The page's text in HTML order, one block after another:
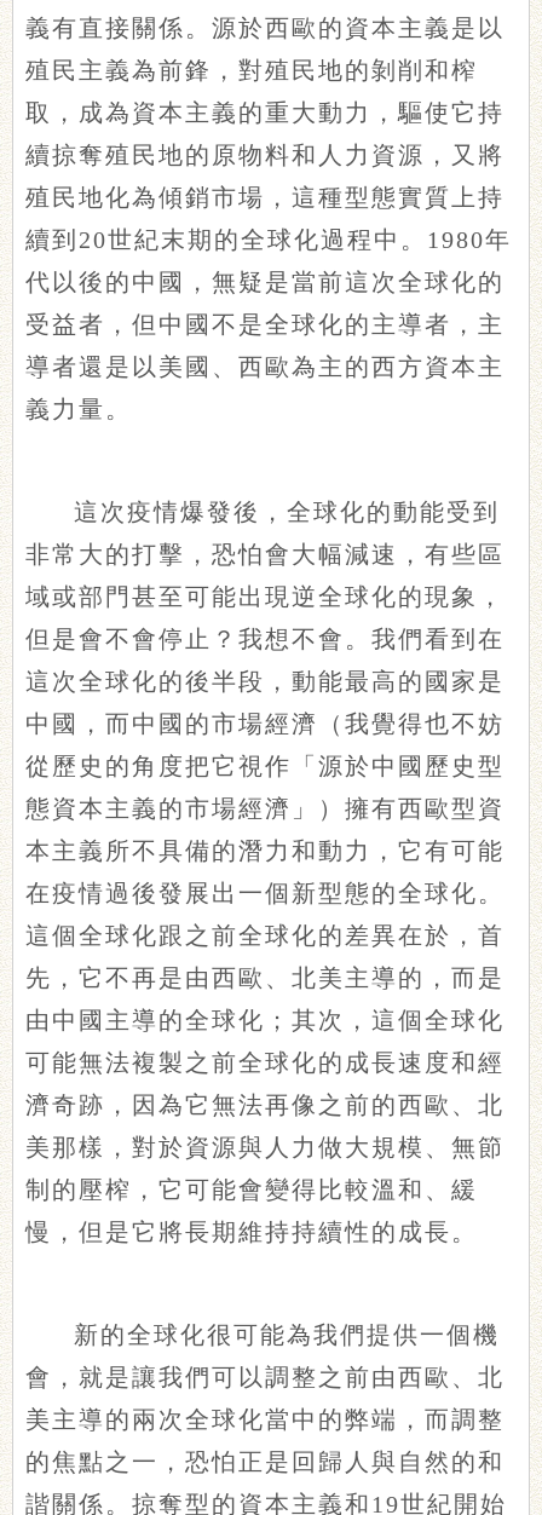
義有直接關係。源於西歐的資本主義是以
殖民主義為前鋒，對殖民地的剝削和榨
取，成為資本主義的重大動力，驅使它持
續掠奪殖民地的原物料和人力資源，又將
殖民地化為傾銷市場，這種型態實質上持
續到20世紀末期的全球化過程中。1980年
代以後的中國，無疑是當前這次全球化的
受益者，但中國不是全球化的主導者，主
導者還是以美國、西歐為主的西方資本主
義力量。
這次疫情爆發後，全球化的動能受到
非常大的打擊，恐怕會大幅減速，有些區
域或部門甚至可能出現逆全球化的現象，
但是會不會停止？我想不會。我們看到在
這次全球化的後半段，動能最高的國家是
中國，而中國的市場經濟（我覺得也不妨
從歷史的角度把它視作「源於中國歷史型
態資本主義的市場經濟」）擁有西歐型資
本主義所不具備的潛力和動力，它有可能
在疫情過後發展出一個新型態的全球化。
這個全球化跟之前全球化的差異在於，首
先，它不再是由西歐、北美主導的，而是
由中國主導的全球化；其次，這個全球化
可能無法複製之前全球化的成長速度和經
濟奇跡，因為它無法再像之前的西歐、北
美那樣，對於資源與人力做大規模、無節
制的壓榨，它可能會變得比較溫和、緩
慢，但是它將長期維持持續性的成長。
新的全球化很可能為我們提供一個機
會，就是讓我們可以調整之前由西歐、北
美主導的兩次全球化當中的弊端，而調整
的焦點之一，恐怕正是回歸人與自然的和
諧關係。掠奪型的資本主義和19世紀開始